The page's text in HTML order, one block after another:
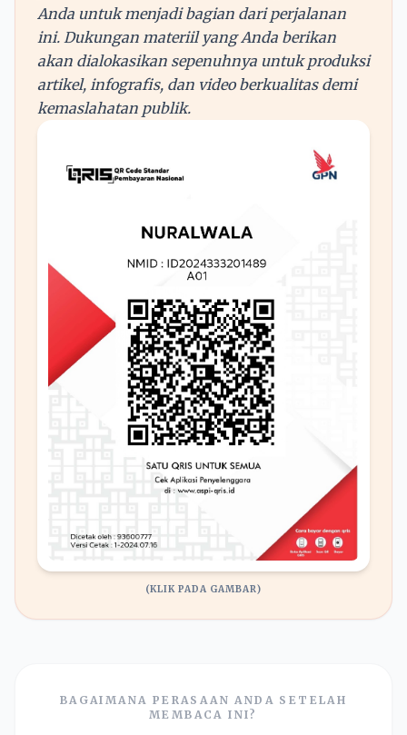
Anda untuk menjadi bagian dari perjalanan
ini. Dukungan materiil yang Anda berikan
akan dialokasikan sepenuhnya untuk produksi
artikel, infografis, dan video berkualitas demi
kemaslahatan publik.
(KLIK PADA GAMBAR)
BAGAIMANA PERASAAN ANDA SETELAH
MEMBACA INI?